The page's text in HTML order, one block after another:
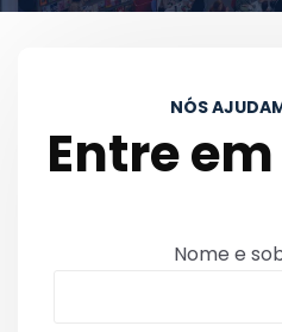
NÓS
Entre
Nome e